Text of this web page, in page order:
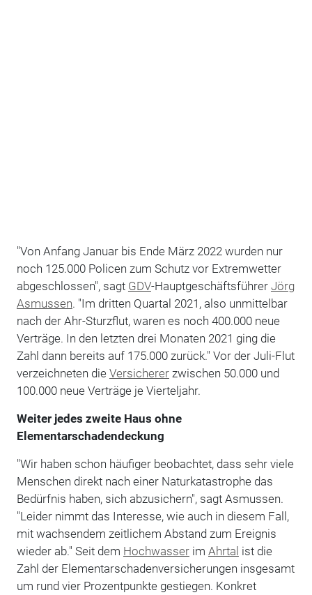
"Von Anfang Januar bis Ende März 2022 wurden nur
noch 125.000 Policen zum Schutz vor Extremwetter
abgeschlossen", sagt GDV-Hauptgeschäftsführer Jörg
Asmussen. "Im dritten Quartal 2021, also unmittelbar
nach der Ahr-Sturzflut, waren es noch 400.000 neue
Verträge. In den letzten drei Monaten 2021 ging die
Zahl dann bereits auf 175.000 zurück." Vor der Juli-Flut
verzeichneten die Versichererzwischen 50.000 und
100.000 neue Verträge je Vierteljahr.
Weiter jedes zweite Haus ohne
Elementarschadendeckung
"Wir haben schon häufiger beobachtet, dass sehr viele
Menschen direkt nach einer Naturkatastrophe das
Bedürfnis haben, sich abzusichern", sagt Asmussen.
"Leider nimmt das Interesse, wie auch in diesem Fall,
mit wachsendem zeitlichem Abstand zum Ereignis
wieder ab." Seit dem Hochwasserim Ahrtal ist die
Zahl der Elementarschadenversicherungen insgesamt
um rund vier Prozentpunkte gestiegen. Konkret